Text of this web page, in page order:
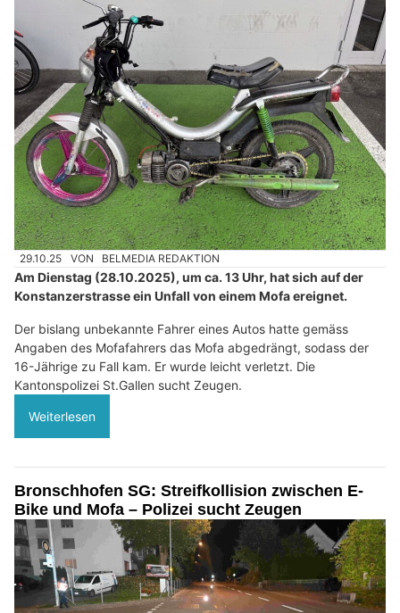
29.10.25 VON BELMEDIA REDAKTION
Am Dienstag (28.10.2025), um ca. 13 Uhr, hat sich auf der
Konstanzerstrasse ein Unfall von einem Mofa ereignet.
Der bislang unbekannte Fahrer eines Autos hatte gemäss
Angaben des Mofafahrers das Mofa abgedrängt, sodass der
16-Jährige zu Fall kam. Er wurde leicht verletzt. Die
Kantonspolizei St.Gallen sucht Zeugen.
Weiterlesen
Bronschhofen SG: Streifkollision zwischen E-
Bike und Mofa – Polizei sucht Zeugen